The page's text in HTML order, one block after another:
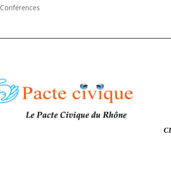
Conférences